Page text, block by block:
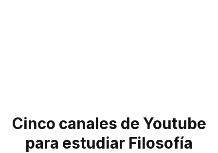
Cinco canales de Youtube
para estudiar Filosofía